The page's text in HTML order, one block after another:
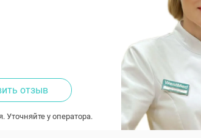
отзыв
Уточняйте у оператора.